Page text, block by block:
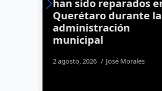
han sido reparados en
Querétaro durante la
administración
municipal
2 agosto, 2026 José Morales